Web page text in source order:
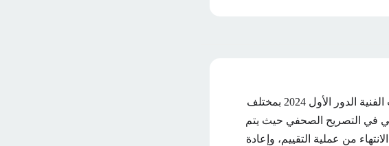
لم يتبقى سوى ساعات قليلة على موعد بدء التحقيق في نتائج الشهادات الفنية الدور الأول 2024 بمختلف
في التصريح الصحفي حيث يتم
من عملية التقييم، وإعادة